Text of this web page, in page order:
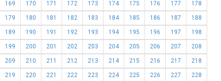
169 170 171 172 173 174 175 176 177 178
179 180 181 182 183 184 185 186 187 188
189 190 191 192 193 194 195 196 197 198
199 200 201 202 203 204 205 206 207 208
209 210 211 212 213 214 215 216 217 218
219 220 221 222 223 224 225 226 227 228